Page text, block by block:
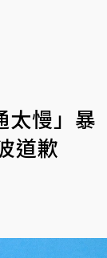
太慢」暴
道歉